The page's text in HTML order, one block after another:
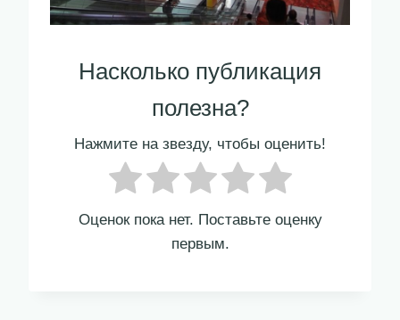
Насколько публикация
полезна?
Нажмите на звезду, чтобы оценить!
Оценок пока нет. Поставьте оценку
первым.